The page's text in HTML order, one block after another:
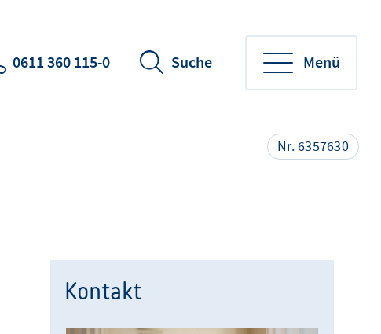
0611 360 115-0 Suche Menü
Nr. 6357630
Kontakt